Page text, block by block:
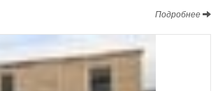
Подробнее